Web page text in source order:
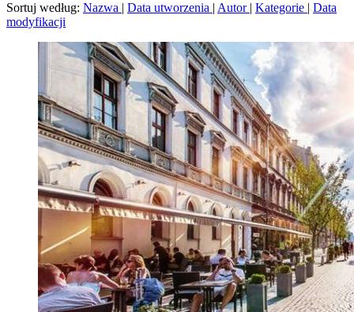
Sortuj według: Nazwa | Data utworzenia | Autor | Kategorie | Data
modyfikacji